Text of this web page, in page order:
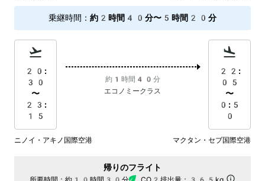
乗継時間 ： 約2時間40分〜5時間20分
20:
30
〜
23:
15
約1時間40分
エコノミークラス
22:
05
〜
0:5
0
ニノイ・アキノ国際空港 マクタン・セブ国際空港
帰りのフライト